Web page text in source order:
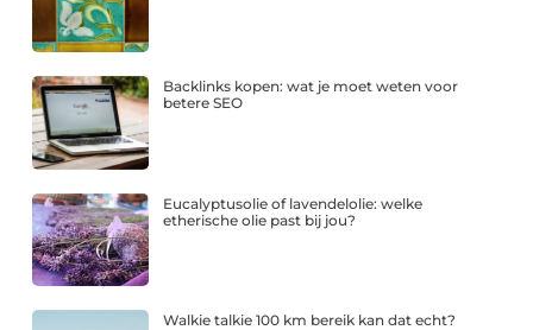
Backlinks kopen: wat je moet weten voor
betere SEO
Eucalyptusolie of lavendelolie: welke
etherische olie past bij jou?
Walkie talkie 100 km bereik kan dat echt?